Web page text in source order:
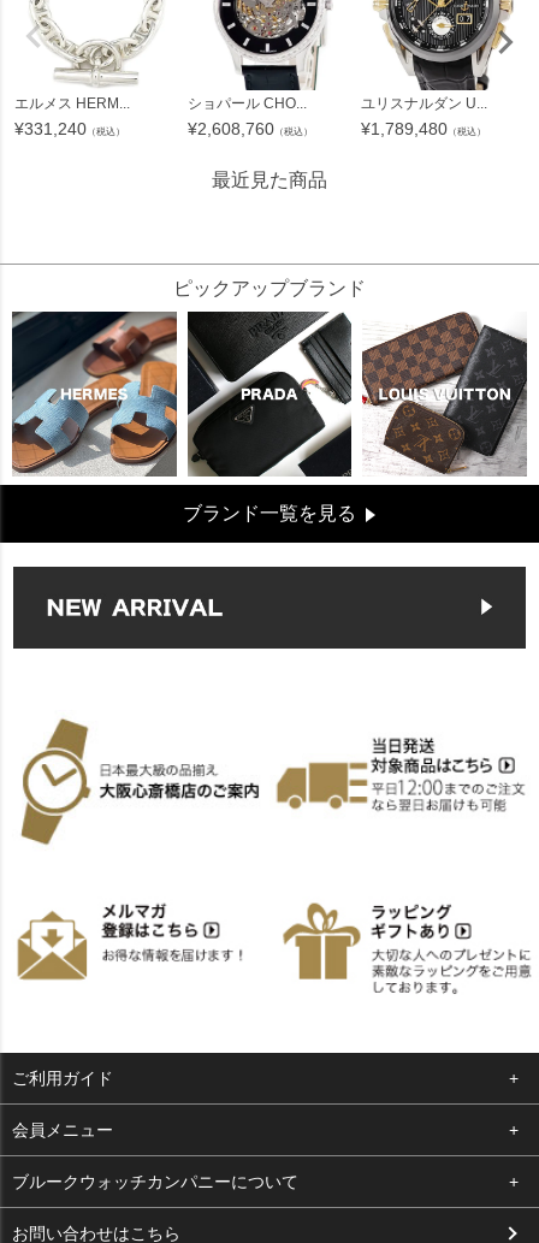
エルメス HERM...
¥331,240 （税込）
ショパール CHO...
¥2,608,760 （税込）
ユリスナルダン U...
¥1,789,480 （税込）
最近見た商品
ピックアップブランド
ブランド一覧を見る
ご利用ガイド
よくある質問
支払い・送料
お客様の声
会員メニュー
ログイン
お気に入り
ブルークウォッチカンパニーについて
会社概要
お問い合わせはこちら